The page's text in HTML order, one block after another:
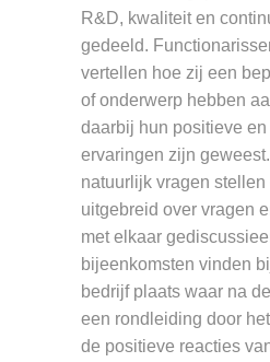
R&D, kwaliteit en
gedeeld.
vertellen hoe zij een
of onderwerp hebben
daarbij hun positieve
ervaringen zijn
natuurlijk vragen
uitgebreid over vragen
met elkaar
bijeenkomsten vinden
bedrijf plaats waar na
een rondleiding door
de positieve reacties